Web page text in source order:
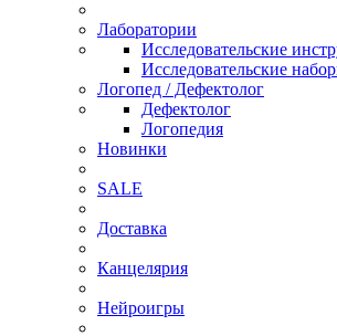
Лаборатории
Исследовательские
Исследовательские
Логопед / Дефектолог
Дефектолог
Логопедия
Новинки
SALE
Доставка
Канцелярия
Нейроигры